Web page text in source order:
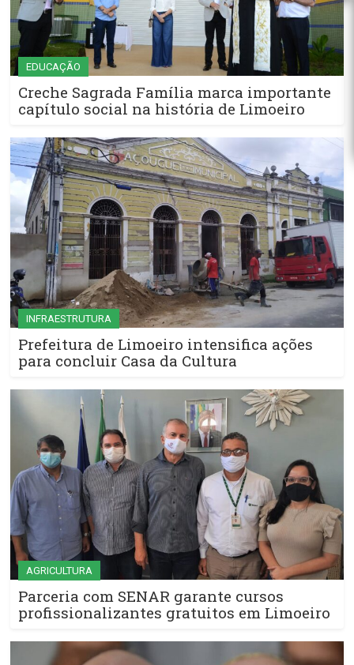
EDUCAÇÃO
Creche Sagrada Família marca importante
capítulo social na história de Limoeiro
INFRAESTRUTURA
Prefeitura de Limoeiro intensifica ações
para concluir Casa da Cultura
AGRICULTURA
Parceria com SENAR garante cursos
profissionalizantes gratuitos em Limoeiro